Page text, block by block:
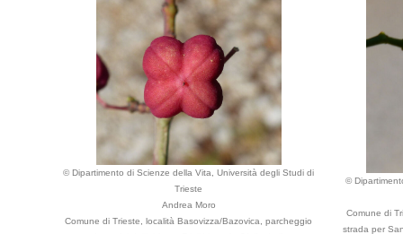
© Dipartimento di Scienze della Vita, Università degli Studi di
Trieste
Andrea Moro
Comune di Trieste, località Basovizza/Bazovica, parcheggio
©
Comune di
strada per